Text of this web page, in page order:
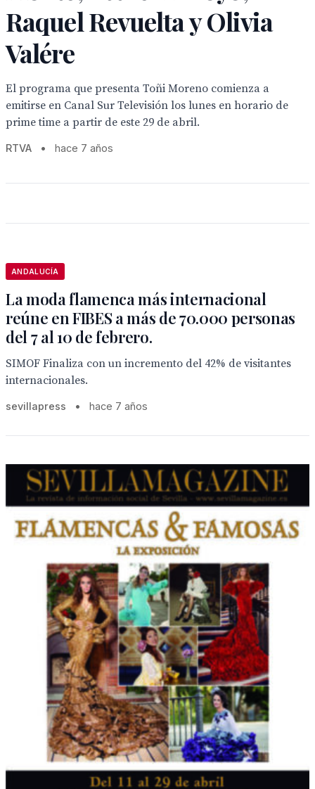
Raquel Revuelta y Olivia
Valére
El programa que presenta Toñi Moreno comienza a
emitirse en Canal Sur Televisión los lunes en horario de
prime time a partir de este 29 de abril.
RTVA • hace 7 años
ANDALUCÍA
La moda flamenca más internacional
reúne en FIBES a más de 70.000 personas
del 7 al 10 de febrero.
SIMOF Finaliza con un incremento del 42% de visitantes
internacionales.
sevillapress • hace 7 años